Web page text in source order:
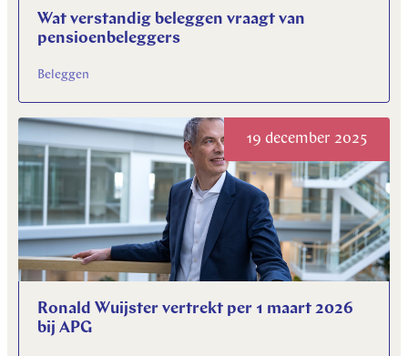
Wat verstandig beleggen vraagt van
pensioenbeleggers
Beleggen
19 december 2025
Ronald Wuijster vertrekt per 1 maart 2026
bij APG